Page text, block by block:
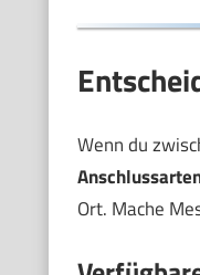
Wenn du
Ort. Mache